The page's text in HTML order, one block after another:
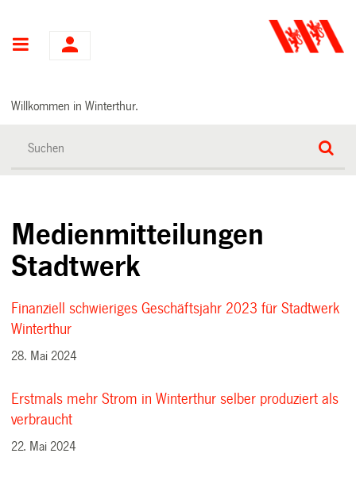
Hauptnavigation
Willkommen in Winterthur.
Medienmitteilungen
Stadtwerk
Finanziell schwieriges Geschäftsjahr 2023 für Stadtwerk
Winterthur
28. Mai 2024
Erstmals mehr Strom in Winterthur selber produziert als
verbraucht
22. Mai 2024